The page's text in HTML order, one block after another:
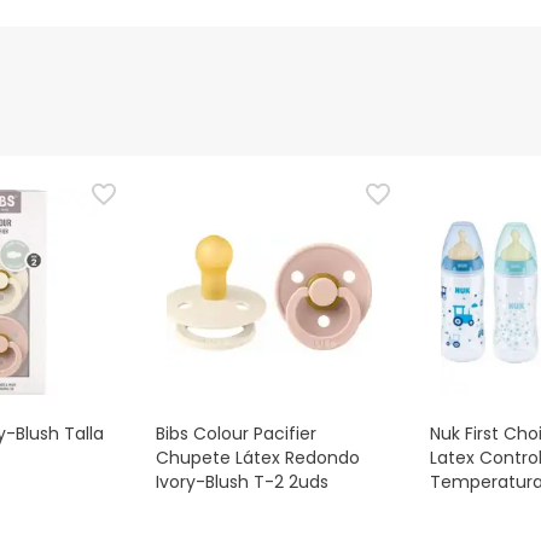
para este produto, mas estamos a trabalhar nisso.
disso, se desejares, também podes devolver o produto
Blush Talla
Bibs Colour Pacifier
Chupete Látex Redondo
Ivory-Blush T-2 2uds
Nuk First
Latex